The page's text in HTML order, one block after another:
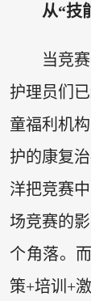
从“技
当竞
护理员们
童福利机
护的康复
洋把竞赛
场竞赛的
个角落。
策+培训+